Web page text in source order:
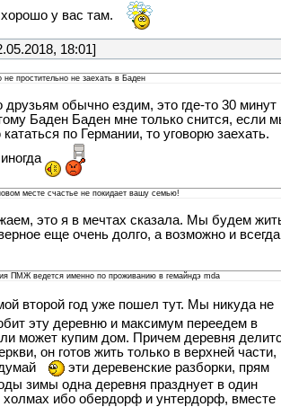
у вас там.
18:01]
не простительно не заехать в Баден
обычно ездим, это где-то 30 минут
Баден Баден мне только снится, если
по Германии, то уговорю заехать.
месте счастье не покидает вашу семью!
это я в мечтах сказала. Мы будем
еще очень долго, а возможно и всегда
ПМЖ ведется именно по проживанию в гемайндэ mda
второй год уже пошел тут. Мы никуда не
эту деревню и максимум переедем в
может купим дом. Причем деревня
он готов жить только в верхней части,
эти деревенские разборки, прям
зимы одна деревня празднует в один
холмах ибо обердорф и унтердорф, вместе